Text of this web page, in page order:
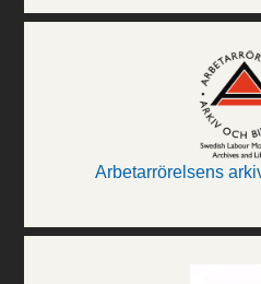
Arbetarrörelsens